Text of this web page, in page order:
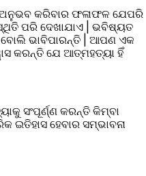
ଅନୁଭବ କରିବାର ଫଳାଫଳ ଯେପରି
ପରି ଦେଖାଯାଏ | ଭବିଷ୍ୟତ
ଭାବିପାରନ୍ତି | ଆପଣ ଏକ
କରନ୍ତି ଯେ ଆତ୍ମହତ୍ୟା ହିଁ
ସଂପୂର୍ଣ୍ଣ କରନ୍ତି କିମ୍ବା
ଇତିହାସ ହେବାର ସମ୍ଭାବନା